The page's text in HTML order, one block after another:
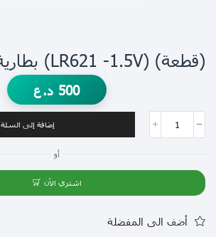
(قطعة) (LR621 -1.5V) بطارية قرصية
500 د.ع
إضافة إلى السلة
أو
اشتري الآن
أضف الى المفضلة